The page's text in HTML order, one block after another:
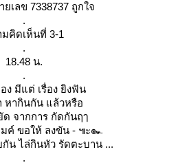
เลข 7338737 ถูกใจ
.
มคิดเห็นที่ 3-1
.
18.48 น.
.
ง มีแต่ เรื่อง ยิงฟัน
หากินกัน แล้วหรือ
ด จากการ กัดกันฤๅ
ค์ ขอให้ ลงขัน - ๚ะ๛
กัน ไล่กินหัว รัดตะบาน ...
.